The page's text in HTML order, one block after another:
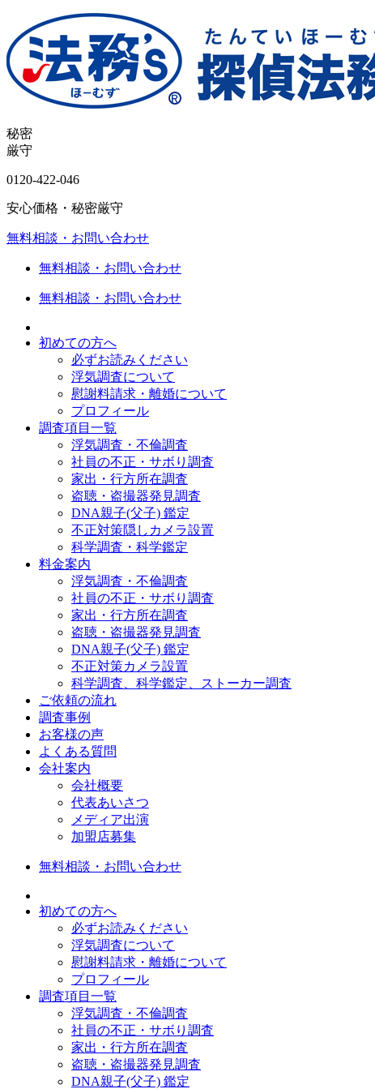
秘密
厳守
0120-422-046
安心価格・秘密厳守
無料相談・お問い合わせ
無料相談・お問い合わせ
無料相談・お問い合わせ
初めての方へ
必ずお読みください
浮気調査について
慰謝料請求・離婚について
プロフィール
調査項目一覧
浮気調査・不倫調査
社員の不正・サボり調査
家出・行方所在調査
盗聴・盗撮器発見調査
DNA親子(父子) 鑑定
不正対策隠しカメラ設置
科学調査・科学鑑定
料金案内
浮気調査・不倫調査
社員の不正・サボり調査
家出・行方所在調査
盗聴・盗撮器発見調査
DNA親子(父子) 鑑定
不正対策カメラ設置
科学調査、科学鑑定、ストーカー調査
ご依頼の流れ
調査事例
お客様の声
よくある質問
会社案内
会社概要
代表あいさつ
メディア出演
加盟店募集
無料相談・お問い合わせ
初めての方へ
必ずお読みください
浮気調査について
慰謝料請求・離婚について
プロフィール
調査項目一覧
浮気調査・不倫調査
社員の不正・サボり調査
家出・行方所在調査
盗聴・盗撮器発見調査
DNA親子(父子) 鑑定